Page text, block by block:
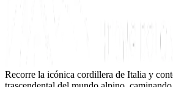
Recorre la icónica cordillera de Italia y